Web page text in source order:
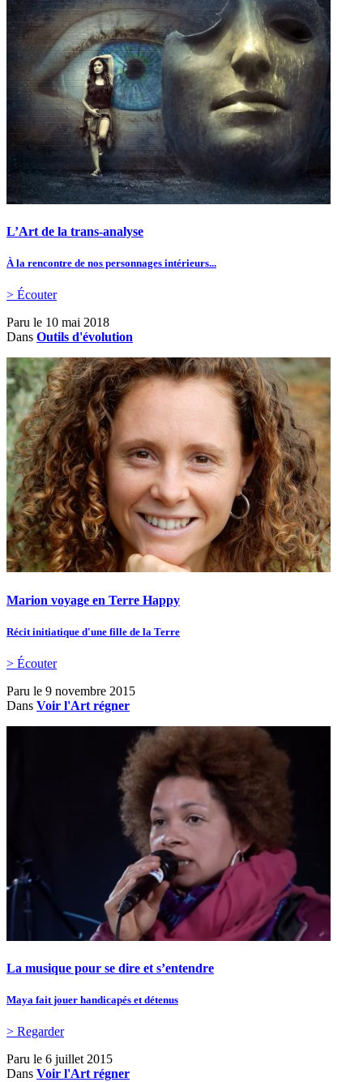
L’Art de la trans-analyse
À la rencontre de nos personnages intérieurs...
> Écouter
Paru le 10 mai 2018
Dans Outils d'évolution
Marion voyage en Terre Happy
Récit initiatique d'une fille de la Terre
> Écouter
Paru le 9 novembre 2015
Dans Voir l'Art régner
La musique pour se dire et s’entendre
Maya fait jouer handicapés et détenus
> Regarder
Paru le 6 juillet 2015
Dans Voir l'Art régner